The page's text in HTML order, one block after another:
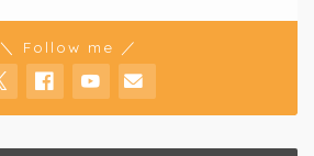
＼ Follow me ／